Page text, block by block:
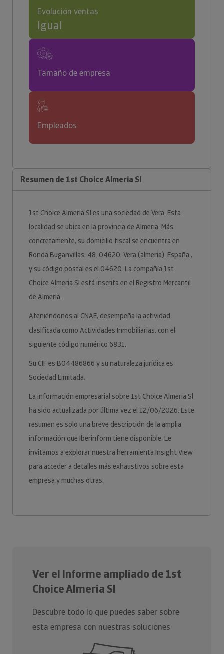
Evolución ventas
Igual
Tamaño de empresa
Empleados
Resumen de 1st Choice Almeria Sl
1st Choice Almeria Sl es una sociedad de Vera. Esta
localidad se ubica en la provincia de Almeria. Más
concretamente, su domicilio fiscal se encuentra en
Ronda Buganvillas, 48. 04620, Vera (almeria). España.,
y su código postal es el 04620. La compañía 1st
Choice Almeria Sl está inscrita en el Registro Mercantil
de Almeria.
Ateniéndonos al CNAE, desempeña la actividad
clasificada como Actividades Inmobiliarias, con el
siguiente código numérico 6831.
Su CIF es B04486866 y su naturaleza jurídica es
Sociedad Limitada.
La información empresarial sobre 1st Choice Almeria Sl
ha sido actualizada por última vez el 12/06/2026. Este
resumen es solo una breve descripción de la amplia
información que Iberinform tiene disponible. Le
invitamos a explorar nuestra herramienta Insight View
para acceder a detalles más exhaustivos sobre esta
empresa y muchas otras.
Ver el Informe ampliado de 1st
Choice Almeria Sl
Descubre todo lo que puedes saber sobre
esta empresa con nuestras soluciones